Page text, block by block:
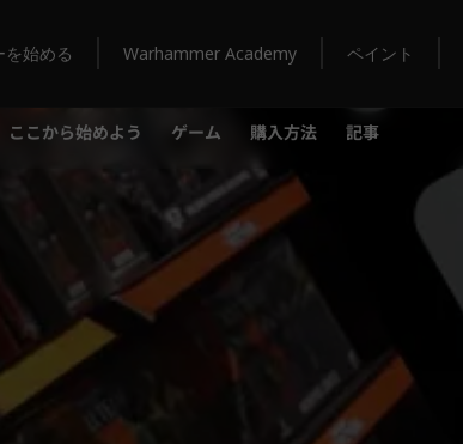
始める Warhammer Academy ペイント
ここから始めよう ゲーム 購入方法 記事